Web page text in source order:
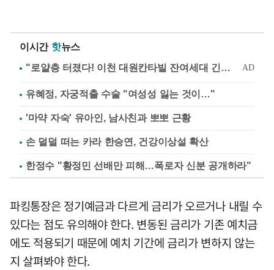
이시간 핫뉴스
유혜정, 자궁적출 수술 "여성성 잃는 것이…"
'마약 자숙' 유아인, 남사친과 뽀뽀 근황
손 덜덜 떠는 카라 한승연, 건강이상설 확산
한정수 "황정민 선배만 피해…폭로자 신분 공개하라"
파킹통장은 정기예금과 다르게 금리가 오르거나 내릴 수
있다는 점도 유의해야 한다. 변동된 금리가 기존 예치금
에도 적용되기 때문에 예치 기간에 금리가 변하지 않는
지 살펴봐야 한다.